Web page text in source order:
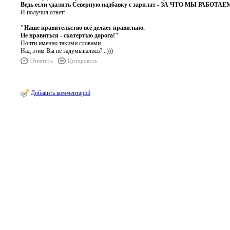
Ведь если удалить Северную надбавку с зарплат - ЗА ЧТО МЫ
И получил ответ:
"Наше правительство всё делает правильно.
Не нравиться - скатертью дорога!"
Почти именно такими словами...
Над этим Вы не задумывались?...)))
Ответить Цитировать
Добавить комментарий